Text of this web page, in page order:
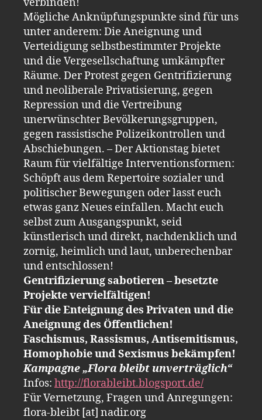
Mögliche Anknüpfungspunkte sind für uns
unter anderem: Die Aneignung und
Verteidigung selbstbestimmter Projekte
und die Vergesellschaftung umkämpfter
Räume. Der Protest gegen Gentrifizierung
und neoliberale Privatisierung, gegen
Repression und die Vertreibung
unerwünschter Bevölkerungsgruppen,
gegen rassistische Polizeikontrollen und
Abschiebungen. – Der Aktionstag bietet
Raum für vielfältige Interventionsformen:
Schöpft aus dem Repertoire sozialer und
politischer Bewegungen oder lasst euch
etwas ganz Neues einfallen. Macht euch
selbst zum Ausgangspunkt, seid
künstlerisch und direkt, nachdenklich und
zornig, heimlich und laut, unberechenbar
und entschlossen!
Gentrifizierung sabotieren – besetzte
Projekte vervielfältigen!
Für die Enteignung des Privaten und die
Aneignung des Öffentlichen!
Faschismus, Rassismus, Antisemitismus,
Homophobie und Sexismus bekämpfen!
Kampagne „Flora bleibt unverträglich“
Infos: http://florableibt.blogsport.de/
Für Vernetzung, Fragen und Anregungen:
flora-bleibt [at] nadir.org